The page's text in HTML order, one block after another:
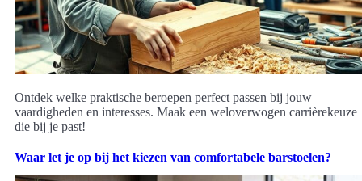
Ontdek welke praktische beroepen perfect passen bij jouw
vaardigheden en interesses. Maak een weloverwogen carrièrekeuze
die bij je past!
Waar let je op bij het kiezen van comfortabele barstoelen?